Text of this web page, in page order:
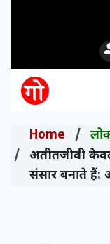
Home
अतीतजीवी
संसार बनाते हैं: